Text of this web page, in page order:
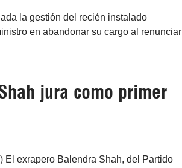
la gestión del recién instalado
en abandonar su cargo al renunciar
jura como primer
El exrapero Balendra Shah, del Partido